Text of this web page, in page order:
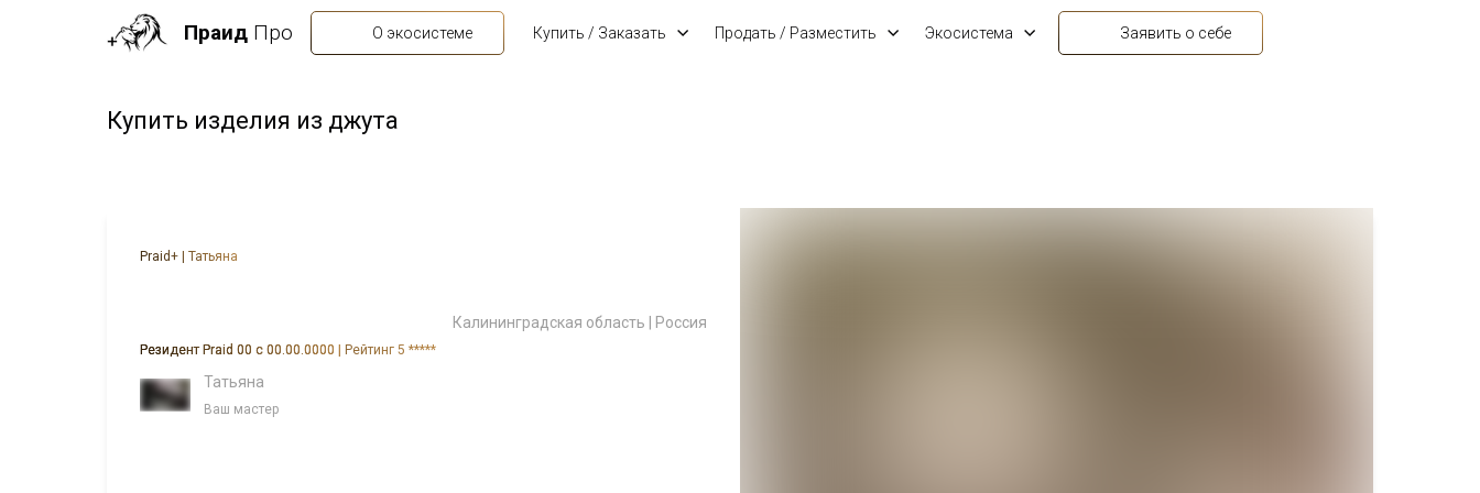
Праид Про О экосистеме Купить / Заказать Продать / Разместить Экосистема Заявить о себе
Купить изделия из джута
Praid+ | Татьяна
Калининградская область | Россия
Резидент Praid 00 с 00.00.0000 | Рейтинг 5 *****
Татьяна
Ваш мастер